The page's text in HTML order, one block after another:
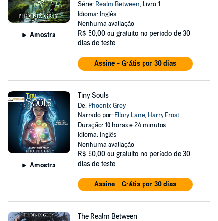
Amostra
Série: Realm Between, Livro 1
Idioma: Inglês
Nenhuma avaliação
R$ 50,00 ou gratuito no período de 30
dias de teste
Assine - Grátis por 30 dias
Amostra
Tiny Souls
De: Phoenix Grey
Narrado por: Ellory Lane, Harry Frost
Duração: 10 horas e 24 minutos
Idioma: Inglês
Nenhuma avaliação
R$ 50,00 ou gratuito no período de 30
dias de teste
Assine - Grátis por 30 dias
The Realm Between